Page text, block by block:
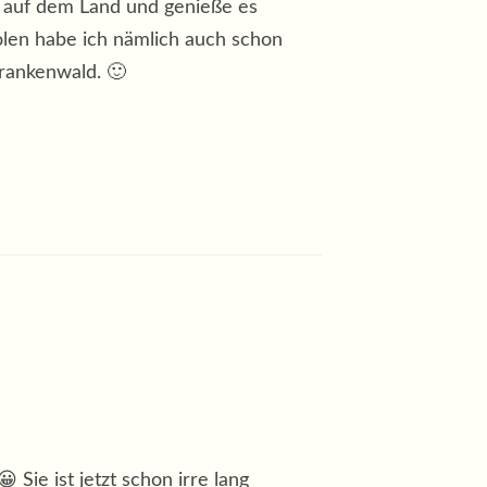
dem Land und genieße es
habe ich nämlich auch schon
🙂
Sie ist jetzt schon irre lang